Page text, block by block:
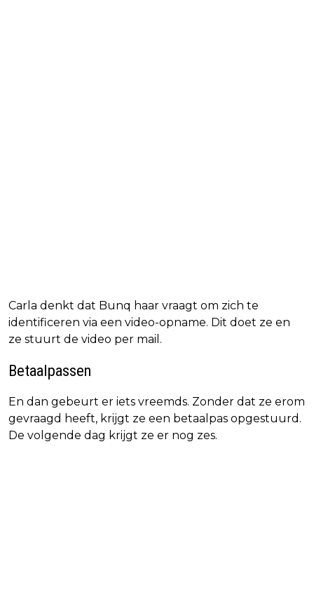
Carla denkt dat Bunq haar vraagt om zich te
identificeren via een video-opname. Dit doet ze en
ze stuurt de video per mail.
Betaalpassen
En dan gebeurt er iets vreemds. Zonder dat ze erom
gevraagd heeft, krijgt ze een betaalpas opgestuurd.
De volgende dag krijgt ze er nog zes.